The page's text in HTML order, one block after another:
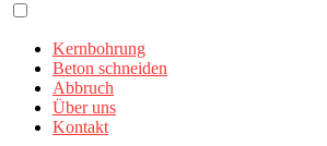
Kernbohrung
Beton schneiden
Abbruch
Über uns
Kontakt